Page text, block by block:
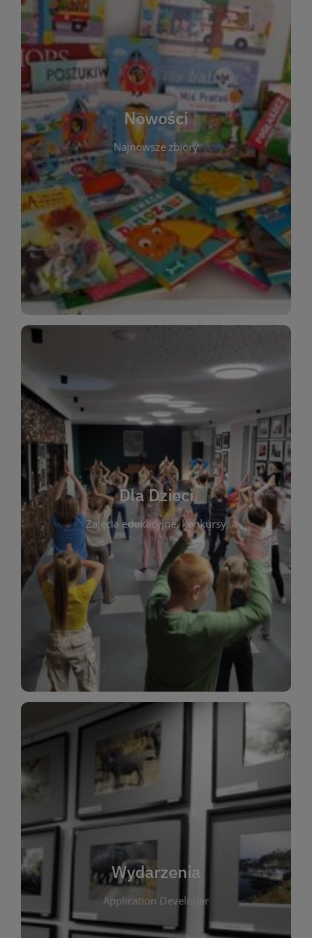
Nowości
Najnowsze zbiory
W tej sekcji prezentujemy najnowsze książki,
audiobooki oraz filmy, które właśnie trafiły do
zbiorów Miejskiej Biblioteki Publicznej w
Starachowicach. Regularnie aktualizujemy listę,
aby Czytelnicy mogli na bieżąco odkrywać świeże
tytuły i najciekawsze premiery wydawnicze. Każda
pozycja opatrzona jest krótkim opisem i
informacją o dostępności w katalogu. Zachęcamy
do częstych odwiedzin – nowości pojawiają się
niemal każdego tygodnia! Dzięki tej zakładce
zawsze będziesz wiedzieć, co warto przeczytać
jako pierwsze.
WIĘCEJ
Dla Dzieci
Zajęcia edukacyjne, konkursy
Dla Dzieci
To miejsce stworzone z myślą o najmłodszych
czytelnikach i ich rodzicach. Znajdziesz tu
informacje o zajęciach edukacyjnych, konkursach
plastycznych i spotkaniach z autorami książek dla
dzieci. Biblioteka oferuje bogaty wybór bajek,
opowiadań i lektur szkolnych, a także przyjazny
kącik do wspólnego czytania. Pragniemy
rozbudzać miłość do książek od najmłodszych lat.
Zapraszamy do wspólnej zabawy i odkrywania
świata literatury!
WIĘCEJ
Wydarzenia
Application Developer
Wydarzenia
W tej zakładce publikujemy informacje o
wszystkich wydarzeniach organizowanych przez
bibliotekę. Znajdziesz tu zapowiedzi spotkań
autorskich, warsztatów, prelekcji i zajęć
tematycznych dla różnych grup wiekowych. Każde
wydarzenie ma na celu promowanie kultury
czytelniczej oraz integrację społeczności lokalnej.
Dzięki kalendarzowi wydarzeń możesz łatwo